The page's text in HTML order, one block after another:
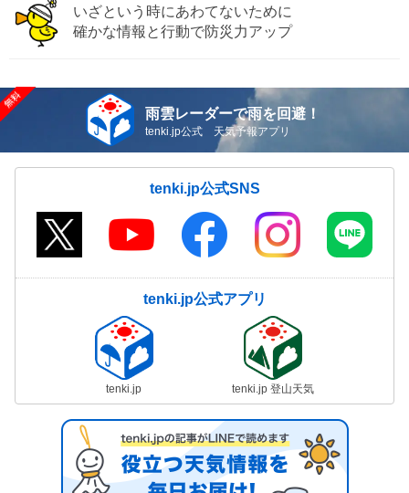
いざという時にあわてないために
確かな情報と行動で防災力アップ
雨雲レーダーで雨を回避！
tenki.jp公式 天気予報アプリ
tenki.jp公式SNS
tenki.jp公式アプリ
tenki.jp tenki.jp 登山天気